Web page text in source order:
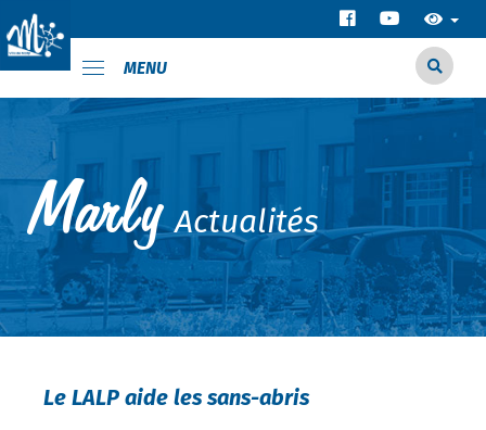
MENU
Actualités
Le LALP aide les sans-abris